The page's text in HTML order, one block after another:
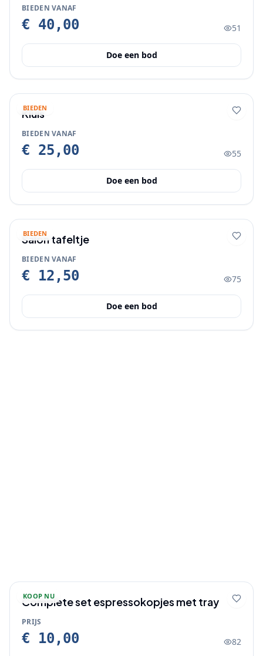
BIEDEN VANAF
€ 40,00 51
Doe een bod
BIEDEN
Kluis
BIEDEN VANAF
€ 25,00 55
Doe een bod
BIEDEN
Salon tafeltje
BIEDEN VANAF
€ 12,50 75
Doe een bod
KOOP NU
Complete set espressokopjes met tray
PRIJS
€ 10,00 82